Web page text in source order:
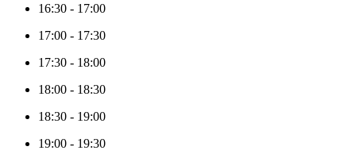
16:30 - 17:00
17:00 - 17:30
17:30 - 18:00
18:00 - 18:30
18:30 - 19:00
19:00 - 19:30